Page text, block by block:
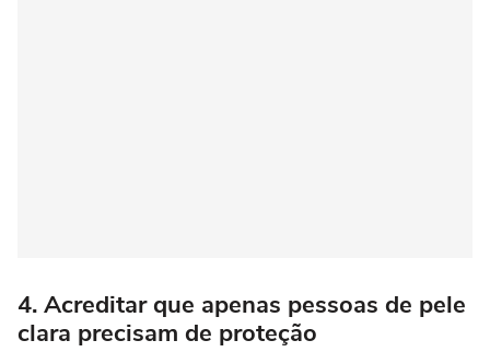
4. Acreditar que apenas pessoas de pele
clara precisam de proteção